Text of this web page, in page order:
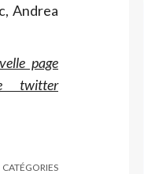
Andrea
page
twitter
CATÉGORIES